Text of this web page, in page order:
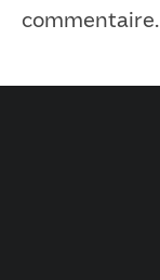
commentaire.